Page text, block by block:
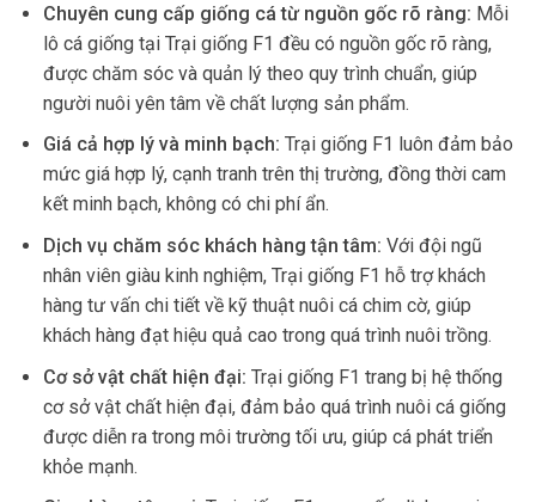
Chuyên cung cấp giống cá từ nguồn gốc rõ ràng: Mỗi
lô cá giống tại Trại giống F1 đều có nguồn gốc rõ ràng,
được chăm sóc và quản lý theo quy trình chuẩn, giúp
người nuôi yên tâm về chất lượng sản phẩm.
Giá cả hợp lý và minh bạch: Trại giống F1 luôn đảm bảo
mức giá hợp lý, cạnh tranh trên thị trường, đồng thời cam
kết minh bạch, không có chi phí ẩn.
Dịch vụ chăm sóc khách hàng tận tâm: Với đội ngũ
nhân viên giàu kinh nghiệm, Trại giống F1 hỗ trợ khách
hàng tư vấn chi tiết về kỹ thuật nuôi cá chim cờ, giúp
khách hàng đạt hiệu quả cao trong quá trình nuôi trồng.
Cơ sở vật chất hiện đại: Trại giống F1 trang bị hệ thống
cơ sở vật chất hiện đại, đảm bảo quá trình nuôi cá giống
được diễn ra trong môi trường tối ưu, giúp cá phát triển
khỏe mạnh.